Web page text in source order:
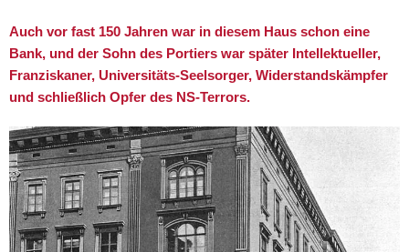
Auch vor fast 150 Jahren war in diesem Haus schon eine
Bank, und der Sohn des Portiers war später Intellektueller,
Franziskaner, Universitäts-Seelsorger, Widerstandskämpfer
und schließlich Opfer des NS-Terrors.